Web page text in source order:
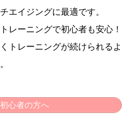
エイジングに最適です。
レーニングで初心者も安心！
トレーニングが続けられるよ
初心者の方へ